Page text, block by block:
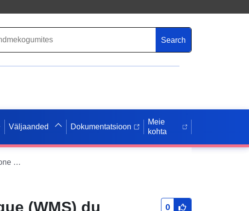
Search
Väljaanded Dokumentatsioon
Meie
kohta
Service de visualisation cartographique (WMS) du jeu de données : Zone réglementée du PPRGA de la commune de Endoufielle (Gers)
(WMS) du
0